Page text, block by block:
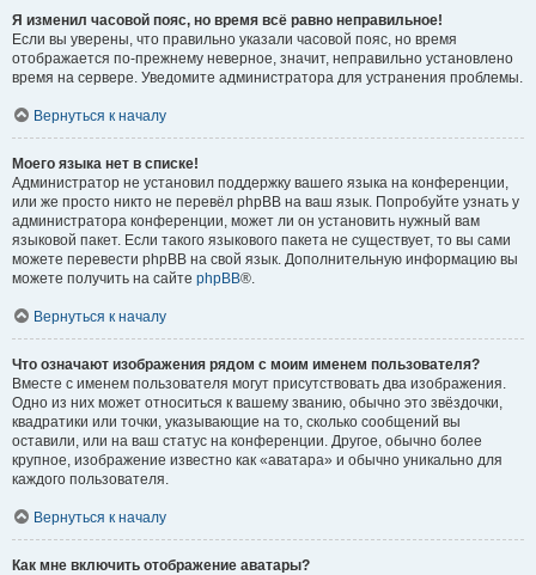
Я изменил часовой пояс, но время всё равно неправильное!
Если вы уверены, что правильно указали часовой пояс, но время
отображается по-прежнему неверное, значит, неправильно установлено
время на сервере. Уведомите администратора для устранения проблемы.
Вернуться к началу
Моего языка нет в списке!
Администратор не установил поддержку вашего языка на конференции,
или же просто никто не перевёл phpBB на ваш язык. Попробуйте узнать у
администратора конференции, может ли он установить нужный вам
языковой пакет. Если такого языкового пакета не существует, то вы сами
можете перевести phpBB на свой язык. Дополнительную информацию вы
можете получить на сайте phpBB®.
Вернуться к началу
Что означают изображения рядом с моим именем пользователя?
Вместе с именем пользователя могут присутствовать два изображения.
Одно из них может относиться к вашему званию, обычно это звёздочки,
квадратики или точки, указывающие на то, сколько сообщений вы
оставили, или на ваш статус на конференции. Другое, обычно более
крупное, изображение известно как «аватара» и обычно уникально для
каждого пользователя.
Вернуться к началу
Как мне включить отображение аватары?